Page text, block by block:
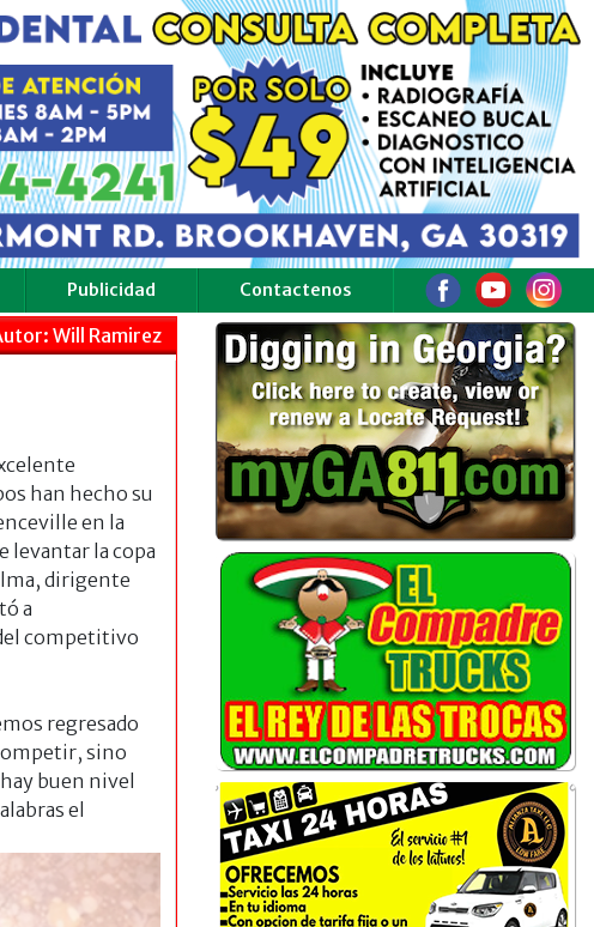
Publicidad Contactenos
Will Ramirez
han hecho su
en la
levantar la copa
dirigente
a
competitivo
regresado
sino
buen nivel
el